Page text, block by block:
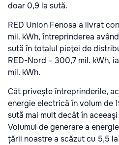
doar 0,9 la sută.
RED Union Fenosa a livrat
mil. kWh, întreprinderea
sută în totalul pieţei de
RED-Nord – 300,7 mil. kWh,
mil. kWh.
Cât privește întreprinderile,
energie electrică în volum de
sută mai mult decât în
Volumul de generare a
țării noastre a scăzut cu 5,5